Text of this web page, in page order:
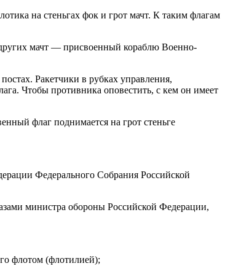
на стеньгах фок и грот мачт. К таким флагам
других мачт — присвоенный кораблю Военно-
Ракетчики в рубках управления,
Чтобы противника оповестить, с кем он имеет
флаг поднимается на грот стеньге
Федерального Собрания Российской
министра обороны Российской Федерации,
флотом (флотилией);